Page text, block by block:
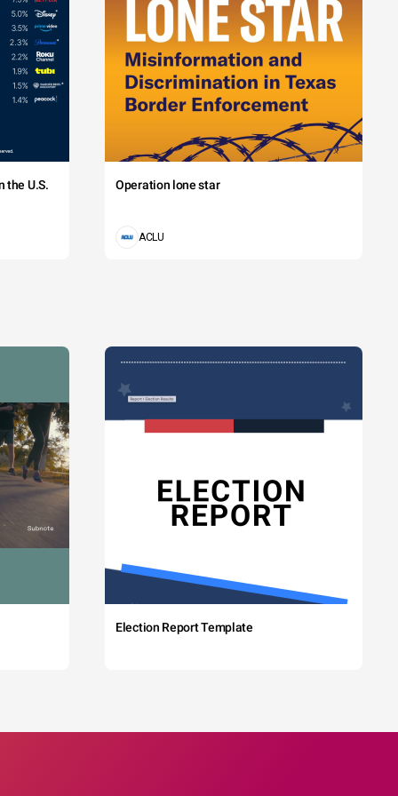
the U.S. Operation lone star
ACLU
Election Report Template